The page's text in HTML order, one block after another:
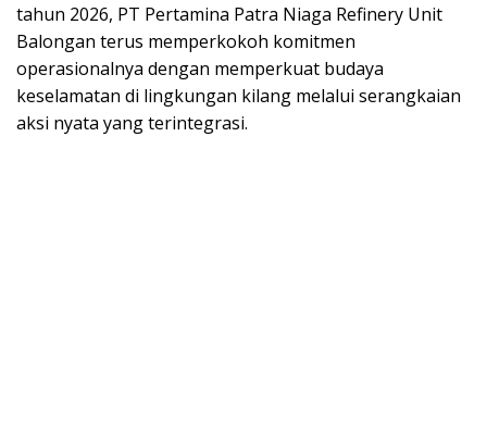
tahun 2026, PT Pertamina Patra Niaga Refinery Unit
Balongan terus memperkokoh komitmen
operasionalnya dengan memperkuat budaya
keselamatan di lingkungan kilang melalui serangkaian
aksi nyata yang terintegrasi.